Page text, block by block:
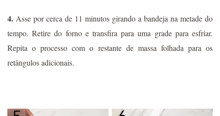
4. Asse por cerca de 11 minutos girando a bandeja na metade do
tempo. Retire do forno e transfira para uma grade para esfriar.
Repita o processo com o restante de massa folhada para os
retângulos adicionais.